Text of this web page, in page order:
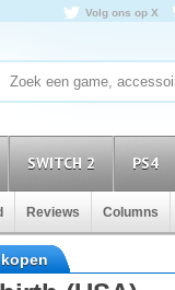
Volg ons op X
SWITCH 2 PS4
Reviews Columns